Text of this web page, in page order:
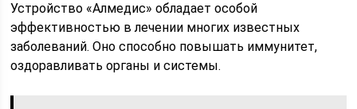
Устройство «Алмедис» обладает особой
эффективностью в лечении многих известных
заболеваний. Оно способно повышать иммунитет,
оздоравливать органы и системы.